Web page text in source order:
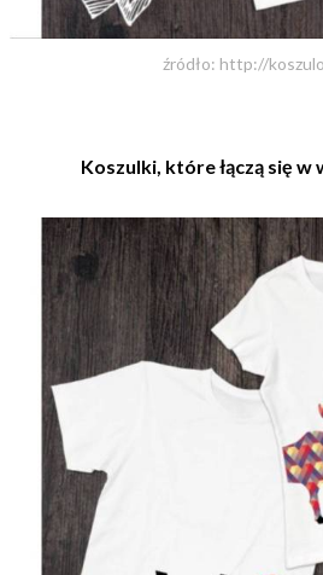
źródło: http://
Koszulki, które łączą się w